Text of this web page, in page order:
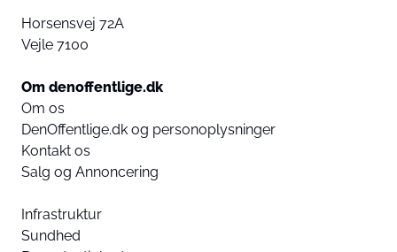
Horsensvej 72A
Vejle 7100
Om denoffentlige.dk
Om os
DenOffentlige.dk og personoplysninger
Kontakt os
Salg og Annoncering
Infrastruktur
Sundhed